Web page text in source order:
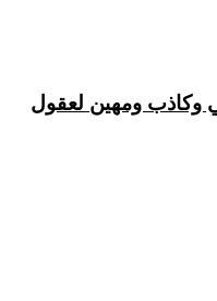
وكاذب ومهين لعقول